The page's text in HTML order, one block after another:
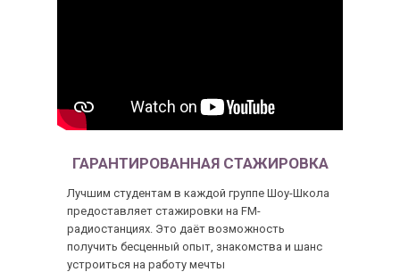
Лучшим студентам в каждой группе Шоу-Школа
предоставляет стажировки на FM-
радиостанциях. Это даёт возможность
получить бесценный опыт, знакомства и шанс
устроиться на работу мечты
ГАРАНТИРОВАННАЯ СТАЖИРОВКА